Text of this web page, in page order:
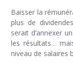
Baisser la
plus de
serait d’annexer
les résultats…
niveau de salaires